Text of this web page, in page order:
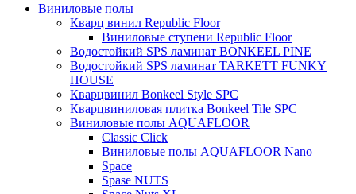
Виниловые полы
Кварц винил Republic Floor
Виниловые ступени Republic Floor
Водостойкий SPS ламинат BONKEEL PINE
Водостойкий SPS ламинат TARKETT FUNKY
HOUSE
Кварцвинил Bonkeel Style SPC
Кварцвиниловая плитка Bonkeel Tile SPC
Виниловые полы AQUAFLOOR
Classic Click
Виниловые полы AQUAFLOOR Nano
Space
Spase NUTS